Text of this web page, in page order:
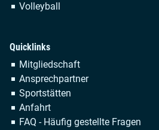
Volleyball
Quicklinks
Navigation
überspringen
Mitgliedschaft
Ansprechpartner
Sportstätten
Anfahrt
FAQ - Häufig gestellte Fragen